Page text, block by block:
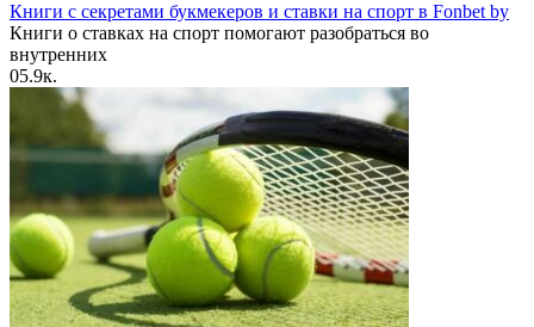
Книги с секретами букмекеров и ставки на спорт в Fonbet by
Книги о ставках на спорт помогают разобраться во
внутренних
05.9к.